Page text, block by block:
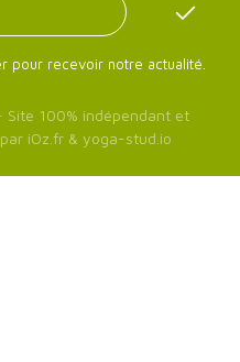
pour recevoir notre actualité.
100% indépendant et
iOz.fr & yoga-stud.io